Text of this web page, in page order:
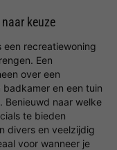
keuze
een recreatiewoning
Een
over een
en een tuin
Benieuwd naar welke
te bieden
divers en veelzijdig
voor wanneer je